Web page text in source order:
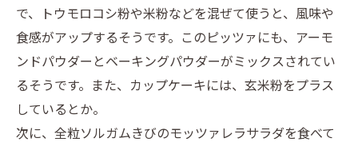
で、トウモロコシ粉や米粉などを混ぜて使うと、風味や
食感がアップするそうです。このピッツァにも、アーモ
ンドパウダーとベーキングパウダーがミックスされてい
るそうです。また、カップケーキには、玄米粉をプラス
しているとか。
次に、全粒ソルガムきびのモッツァレラサラダを食べて